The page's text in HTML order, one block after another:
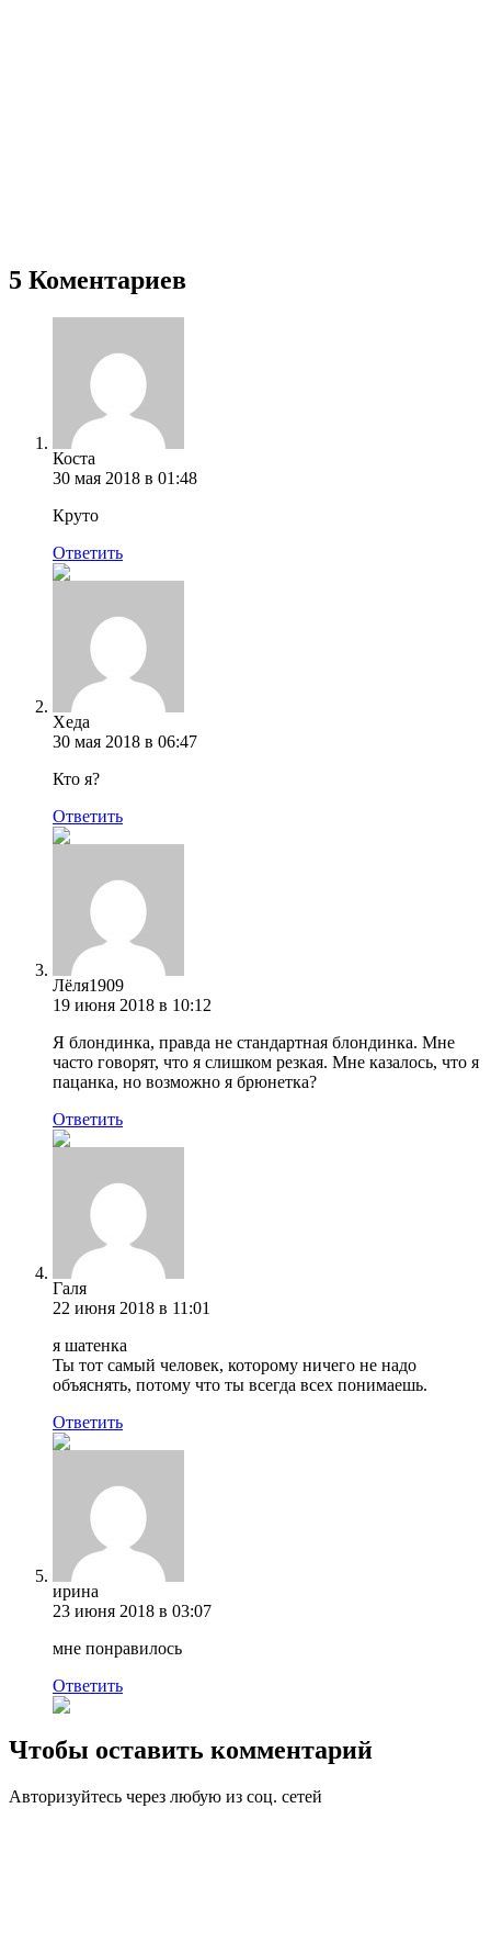
5 Коментариев
Коста
30 мая 2018 в 01:48
Круто
Ответить
Хеда
30 мая 2018 в 06:47
Кто я?
Ответить
Лёля1909
19 июня 2018 в 10:12
Я блондинка, правда не стандартная блондинка. Мне
часто говорят, что я слишком резкая. Мне казалось, что я
пацанка, но возможно я брюнетка?
Ответить
Галя
22 июня 2018 в 11:01
я шатенка
Ты тот самый человек, которому ничего не надо
объяснять, потому что ты всегда всех понимаешь.
Ответить
ирина
23 июня 2018 в 03:07
мне понравилось
Ответить
Чтобы оставить комментарий
Авторизуйтесь через любую из соц. сетей